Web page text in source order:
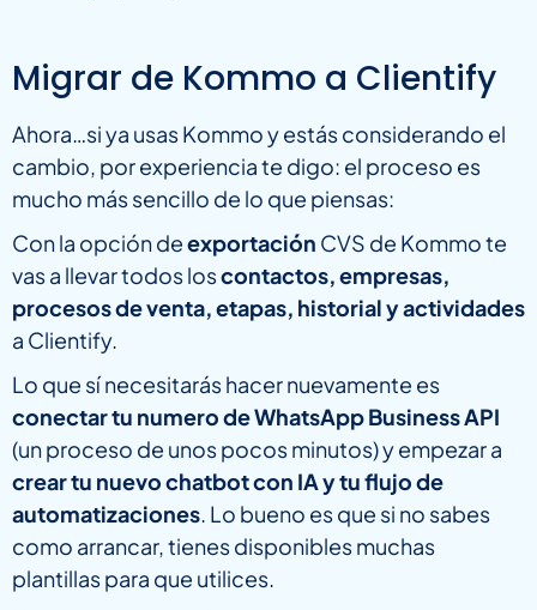
Migrar de Kommo a Clientify
Ahora…si ya usas Kommo y estás considerando el
cambio, por experiencia te digo: el proceso es
mucho más sencillo de lo que piensas:
Con la opción deexportación CVS de Kommo te
vas a llevar todos loscontactos, empresas,
procesos de venta, etapas, historial y actividades
a Clientify.
Lo que sí necesitarás hacer nuevamente es
conectar tu numero de WhatsApp Business API
(un proceso de unos pocos minutos) y empezar a
crear tu nuevo chatbot con IA y tu flujo de
automatizaciones. Lo bueno es que si no sabes
como arrancar, tienes disponibles muchas
plantillas para que utilices.